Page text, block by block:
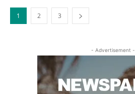
1 2 3
- Advertisement -